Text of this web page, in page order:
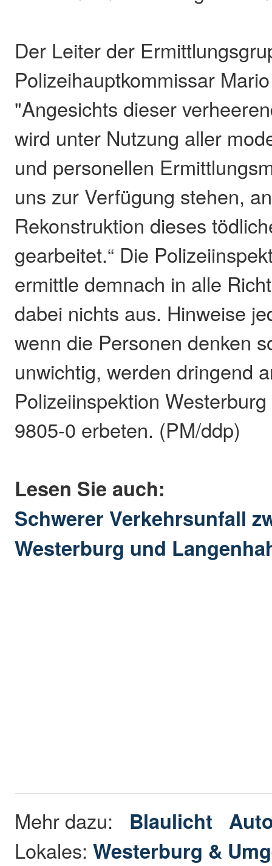
Der Leiter der
Polizeihauptkommissar
"Angesichts dieser
wird unter Nutzung aller
und personellen
uns zur Verfügung stehen,
Rekonstruktion dieses
gearbeitet.“ Die
ermittle demnach in alle
dabei nichts aus. Hinweise
wenn die Personen denken
unwichtig, werden dringend
Polizeiinspektion
9805-0 erbeten. (PM/ddp)
Lesen Sie auch:
Schwerer Verkehrsunfall
Westerburg und
Mehr dazu: Blaulicht
Lokales:Westerburg &